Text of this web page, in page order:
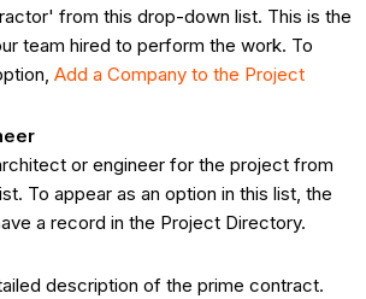
from this drop-down list. This is the
team hired to perform the work. To
Add a Company to the Project
or engineer for the project from
To appear as an option in this list, the
a record in the Project Directory.
description of the prime contract.